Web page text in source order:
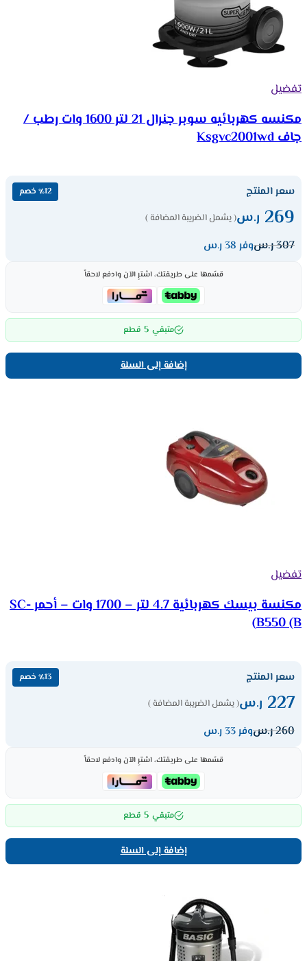
تفضيل
مكنسه كهربائيه سوبر جنرال 21 لتر 1600 وات رطب /
جاف Ksgvc2001wd
سعر المنتج ٪12 خصم
269 ر.س( يشمل الضريبة المضافة )
307ر.سوفر 38 ر.س
قسّمها على طريقتك، اشترِ الآن وادفع لاحقاً
متبقي 5 قطع
إضافة إلى السلة
تفضيل
مكنسة بيسك كهربائية 4.7 لتر – 1700 وات – أحمر SC-
B550 (B)
سعر المنتج ٪13 خصم
227 ر.س( يشمل الضريبة المضافة )
260ر.سوفر 33 ر.س
قسّمها على طريقتك، اشترِ الآن وادفع لاحقاً
متبقي 5 قطع
إضافة إلى السلة